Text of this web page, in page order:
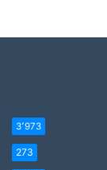
3٬973
273